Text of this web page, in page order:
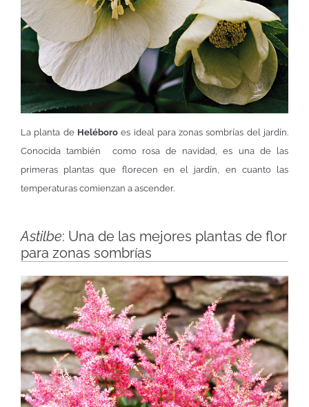
La planta de Heléboroes ideal para zonas sombrías del jardín.
Conocida también como rosa de navidad, es una de las
primeras plantas que florecen en el jardín, en cuanto las
temperaturas comienzan a ascender.
Astilbe: Una de las mejores plantas de flor
para zonas sombrías